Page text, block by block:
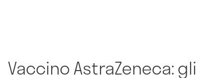
Vaccino AstraZeneca: gli